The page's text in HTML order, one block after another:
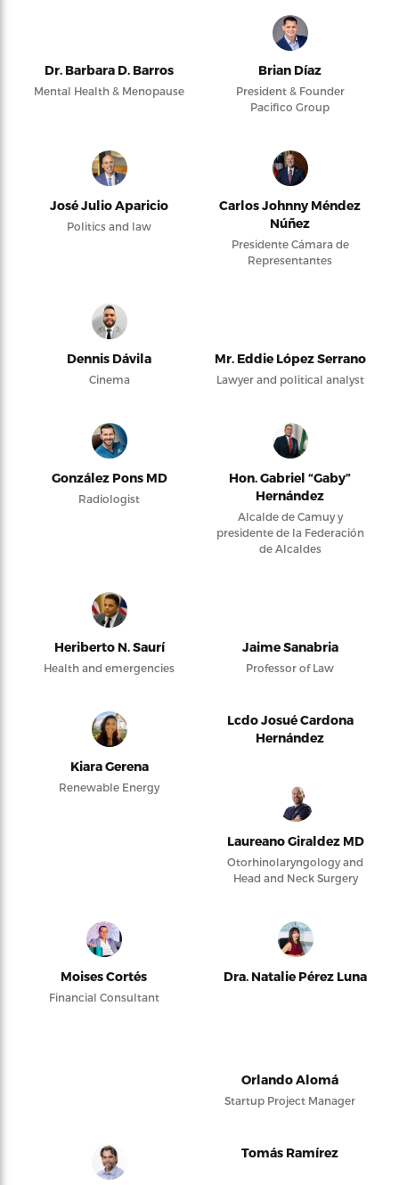
Dr. Barbara D. Barros
Mental Health & Menopause
Brian Díaz
President & Founder
Pacifico Group
José Julio Aparicio
Politics and law
Carlos Johnny Méndez
Núñez
Presidente Cámara de
Representantes
Dennis Dávila
Cinema
Mr. Eddie López Serrano
Lawyer and political analyst
González Pons MD
Radiologist
Hon. Gabriel “Gaby”
Hernández
Alcalde de Camuy y
presidente de la Federación
de Alcaldes
Heriberto N. Saurí
Health and emergencies
Jaime Sanabria
Professor of Law
Kiara Gerena
Renewable Energy
Lcdo Josué Cardona
Hernández
Laureano Giraldez MD
Otorhinolaryngology and
Head and Neck Surgery
Moises Cortés
Financial Consultant
Dra. Natalie Pérez Luna
Orlando Alomá
Startup Project Manager
Tomás Ramírez